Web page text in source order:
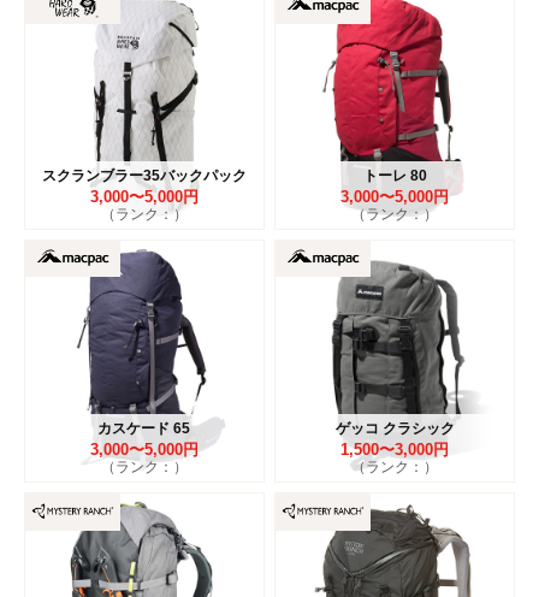
スクランブラー35バックパック
3,000〜5,000円
（ランク：）
トーレ 80
3,000〜5,000円
（ランク：）
カスケード 65
3,000〜5,000円
（ランク：）
ゲッコ クラシック
1,500〜3,000円
（ランク：）